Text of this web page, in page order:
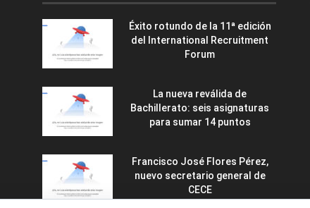
Éxito rotundo de la 11ª edición
del International Recruitment
Forum
La nueva reválida de
Bachillerato: seis asignaturas
para sumar 14 puntos
Francisco José Flores Pérez,
nuevo secretario general de
CECE